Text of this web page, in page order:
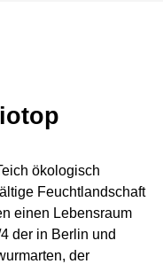
ökologisch
Feuchtlandschaft
einen Lebensraum
der in Berlin und
der